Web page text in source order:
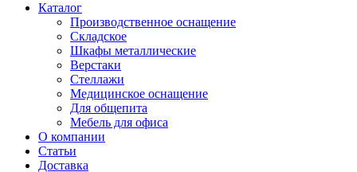
Каталог
Производственное оснащение
Складское
Шкафы металлические
Верстаки
Стеллажи
Медицинское оснащение
Для общепита
Мебель для офиса
О компании
Статьи
Доставка